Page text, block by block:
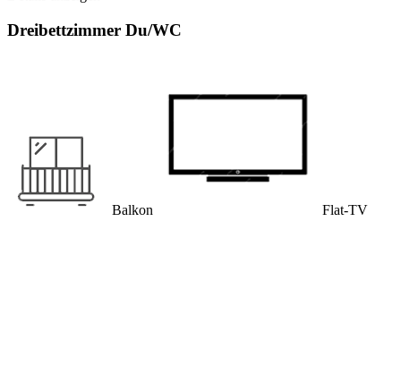
Dreibettzimmer Du/WC
Balkon Flat-TV